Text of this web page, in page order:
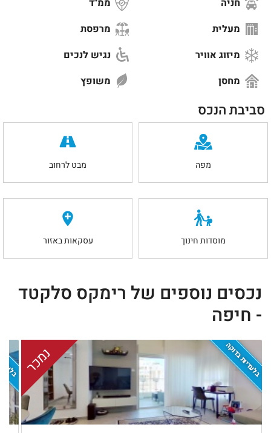
מעלית
מרפסת
מיזוג אוויר
נגיש לנכים
מחסן
משופץ
סביבת הנכס
מפה מבט לרחוב
מוסדות חינוך עסקאות באזור
נכסים נוספים של רימקס סלקטד
- חיפה
בלעדיות בדוקה נמכר